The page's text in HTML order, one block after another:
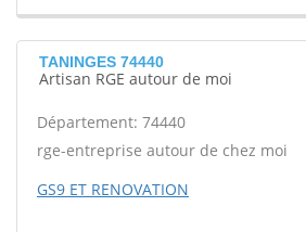
TANINGES 74440
Artisan RGE autour de moi
Département: 74440
rge-entreprise autour de chez moi
GS9 ET RENOVATION